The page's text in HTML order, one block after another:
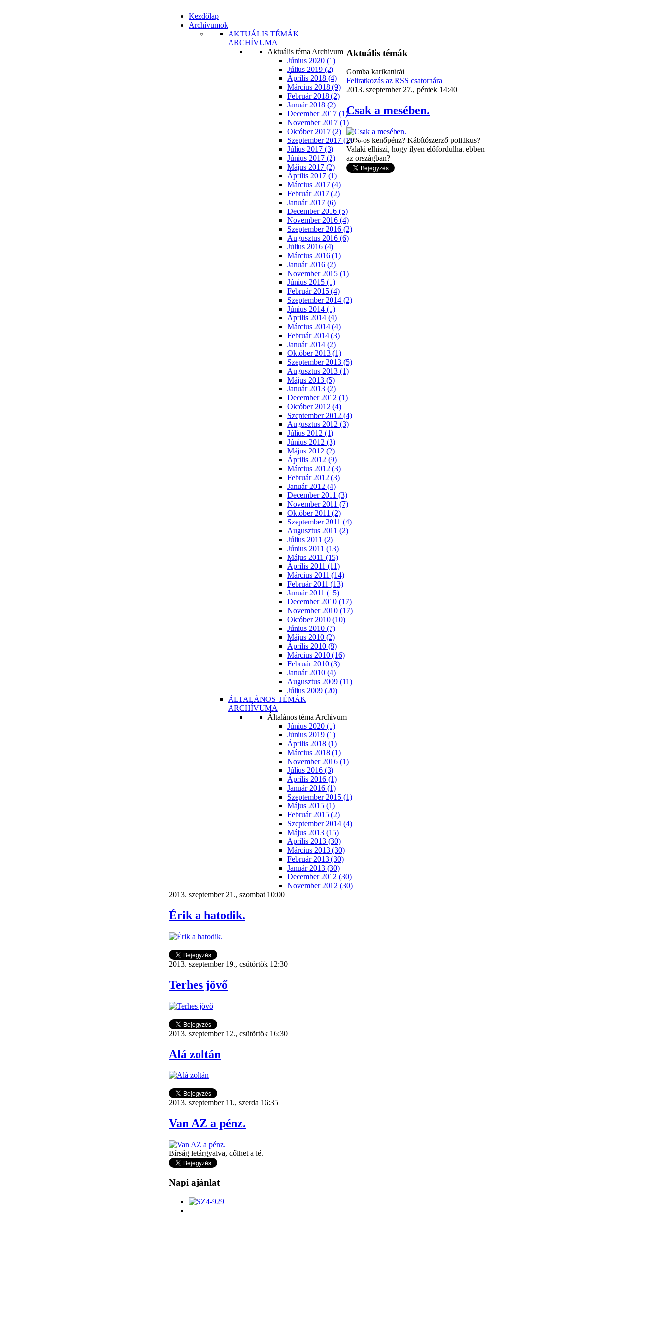
Kezdőlap
Archívumok
AKTUÁLIS TÉMÁK
ARCHÍVUMA
Aktuális téma Archivum
Június 2020 (1)
Július 2019 (2)
Április 2018 (4)
Március 2018 (9)
Február 2018 (2)
Január 2018 (2)
December 2017 (1)
November 2017 (1)
Október 2017 (2)
Szeptember 2017 (1)
Július 2017 (3)
Június 2017 (2)
Május 2017 (2)
Április 2017 (1)
Március 2017 (4)
Február 2017 (2)
Január 2017 (6)
December 2016 (5)
November 2016 (4)
Szeptember 2016 (2)
Augusztus 2016 (6)
Július 2016 (4)
Március 2016 (1)
Január 2016 (2)
November 2015 (1)
Június 2015 (1)
Február 2015 (4)
Szeptember 2014 (2)
Június 2014 (1)
Április 2014 (4)
Március 2014 (4)
Február 2014 (3)
Január 2014 (2)
Október 2013 (1)
Szeptember 2013 (5)
Augusztus 2013 (1)
Május 2013 (5)
Január 2013 (2)
December 2012 (1)
Október 2012 (4)
Szeptember 2012 (4)
Augusztus 2012 (3)
Július 2012 (1)
Június 2012 (3)
Május 2012 (2)
Április 2012 (9)
Március 2012 (3)
Február 2012 (3)
Január 2012 (4)
December 2011 (3)
November 2011 (7)
Október 2011 (2)
Szeptember 2011 (4)
Augusztus 2011 (2)
Július 2011 (2)
Június 2011 (13)
Május 2011 (15)
Április 2011 (11)
Március 2011 (14)
Február 2011 (13)
Január 2011 (15)
December 2010 (17)
November 2010 (17)
Október 2010 (10)
Június 2010 (7)
Május 2010 (2)
Április 2010 (8)
Március 2010 (16)
Február 2010 (3)
Január 2010 (4)
Augusztus 2009 (11)
Július 2009 (20)
ÁLTALÁNOS TÉMÁK
ARCHÍVUMA
Általános téma Archivum
Június 2020 (1)
Június 2019 (1)
Április 2018 (1)
Március 2018 (1)
November 2016 (1)
Július 2016 (3)
Április 2016 (1)
Január 2016 (1)
Szeptember 2015 (1)
Május 2015 (1)
Február 2015 (2)
Szeptember 2014 (4)
Május 2013 (15)
Április 2013 (30)
Március 2013 (30)
Február 2013 (30)
Január 2013 (30)
December 2012 (30)
November 2012 (30)
Aktuális témák
Gomba karikatúrái
Feliratkozás az RSS csatornára
2013. szeptember 27., péntek 14:40
Csak a mesében.
20%-os kenőpénz? Kábítószerző politikus?
Valaki elhiszi, hogy ilyen előfordulhat ebben
az országban?
2013. szeptember 21., szombat 10:00
Érik a hatodik.
2013. szeptember 19., csütörtök 12:30
Terhes jövő
2013. szeptember 12., csütörtök 16:30
Alá zoltán
2013. szeptember 11., szerda 16:35
Van AZ a pénz.
Bírság letárgyalva, dőlhet a lé.
Napi ajánlat